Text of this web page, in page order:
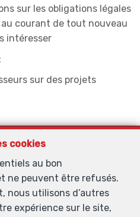
sur les obligations légales
courant de tout nouveau
intéresser
sur des projets
cookies
au bon
ne peuvent être refusés.
nous utilisons d’autres
expérience sur le site,
—
Tournai
77 92 77
—